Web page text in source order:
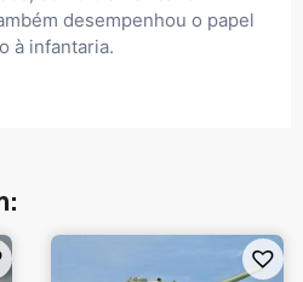
desempenhou o papel
à infantaria.